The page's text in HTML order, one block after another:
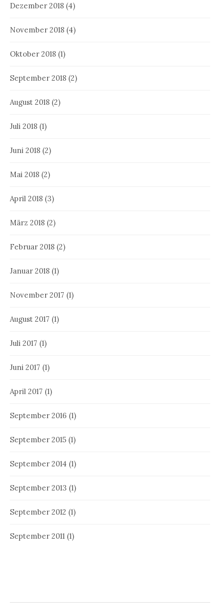
Dezember 2018 (4)
November 2018 (4)
Oktober 2018 (1)
September 2018 (2)
August 2018 (2)
Juli 2018 (1)
Juni 2018 (2)
Mai 2018 (2)
April 2018 (3)
März 2018 (2)
Februar 2018 (2)
Januar 2018 (1)
November 2017 (1)
August 2017 (1)
Juli 2017 (1)
Juni 2017 (1)
April 2017 (1)
September 2016 (1)
September 2015 (1)
September 2014 (1)
September 2013 (1)
September 2012 (1)
September 2011 (1)